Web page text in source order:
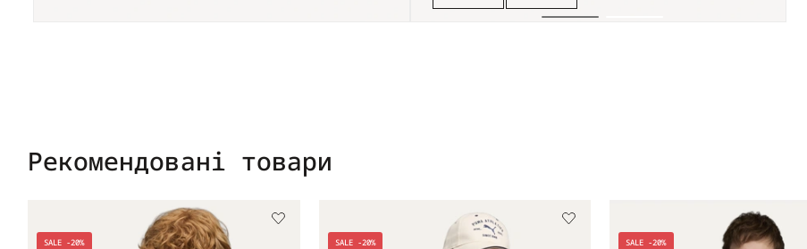
Рекомендовані товари
SALE -20% SALE -20% SALE -20%